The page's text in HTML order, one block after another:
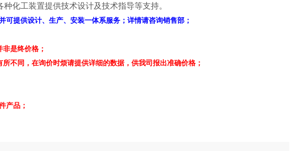
化工装置提供技术设计及技术指导等支持。
提供设计、生产、安装一体系服务；详情请咨询销售部；
是终价格；
不同，在询价时烦请提供详细的数据，供我司报出准确价格；
产品；